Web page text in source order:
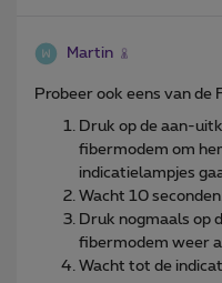
Martin
Probeer ook eens van
Druk op de aan-
fibermodem om
indicatielampjes
Wacht 10 seconden.
Druk nogmaals op
fibermodem weer
Wacht tot de